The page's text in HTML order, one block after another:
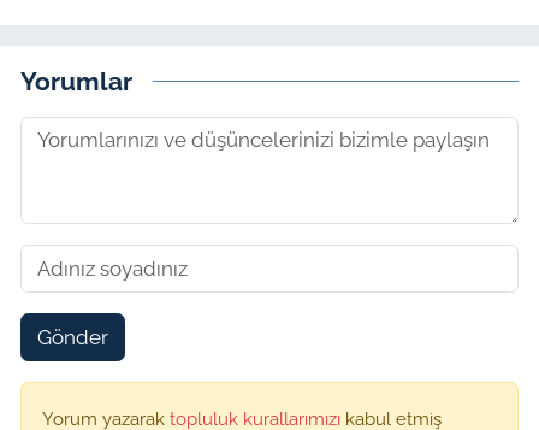
Yorumlar
Gönder
Yorum yazarak topluluk kurallarımızı kabul etmiş